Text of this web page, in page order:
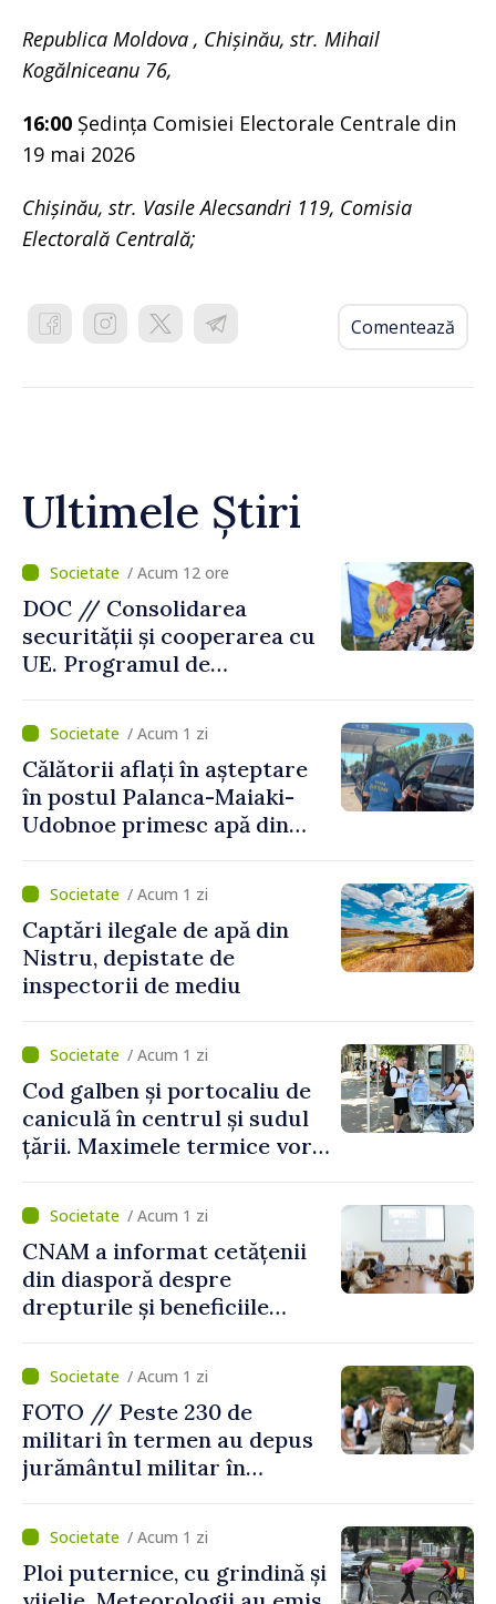
Republica Moldova , Chișinău, str. Mihail
Kogălniceanu 76,
16:00 Ședința Comisiei Electorale Centrale din
19 mai 2026
Chișinău, str. Vasile Alecsandri 119, Comisia
Electorală Centrală;
Comentează
Ultimele Știri
/ Acum 12 ore
DOC // Consolidarea
securității și cooperarea cu
UE. Programul de
Naționale de Apărare pentru
perioada 2024–2034,
publicat în Monitorul Oficial
/ Acum 1 zi
Călătorii aflați în așteptare
în postul Palanca-Maiaki-
Udobnoe primesc apă din
și a polițiștilor de frontieră
/ Acum 1 zi
Captări ilegale de apă din
Nistru, depistate de
inspectorii de mediu
/ Acum 1 zi
Cod galben și portocaliu de
caniculă în centrul și sudul
țării. Maximele termice vor
/ Acum 1 zi
CNAM a informat cetățenii
din diasporă despre
drepturile și beneficiile
/ Acum 1 zi
FOTO // Peste 230 de
militari în termen au depus
jurământul militar în
/ Acum 1 zi
Ploi puternice, cu grindină și